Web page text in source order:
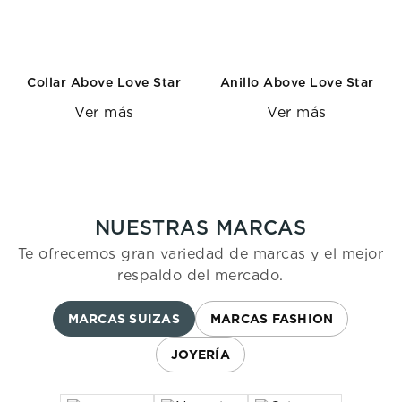
Collar Above Love Star
Ver más
Anillo Above Love Star
Ver más
NUESTRAS MARCAS
Te ofrecemos gran variedad de marcas y el mejor
respaldo del mercado.
MARCAS SUIZAS MARCAS FASHION
JOYERÍA